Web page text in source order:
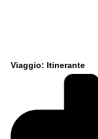
Viaggio: Itinerante